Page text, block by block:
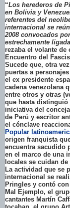
“Los herederos de
en Bolivia y
referentes del
internacional se
2008 convocados
estrechamente
rezaba el volante de
Encuentro del
Sucede que, otra
puertas a
el ex presidente
cadena venezolana
entre otros y otras (
que hasta
iniciativa del
de Perú y escritor
el cónclave
Popular
origen franquista
encuentra sacudido
en el marco de una
locales se cuidan
La actividad que se
internacional se
Pringles y contó
Mal Ejemplo, el
cantantes Martín